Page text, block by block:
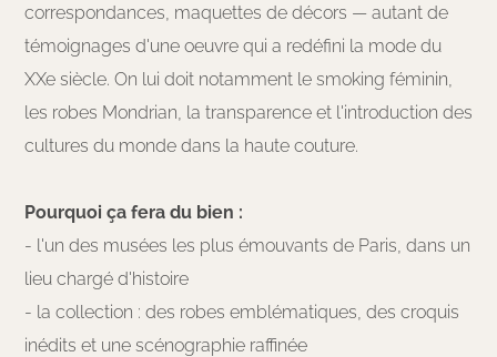
correspondances, maquettes de décors — autant de
témoignages d'une oeuvre qui a redéfini la mode du
XXe siècle. On lui doit notamment le smoking féminin,
les robes Mondrian, la transparence et l'introduction des
cultures du monde dans la haute couture.
Pourquoi ça fera du bien :
- l'un des musées les plus émouvants de Paris, dans un
lieu chargé d'histoire
- la collection : des robes emblématiques, des croquis
inédits et une scénographie raffinée